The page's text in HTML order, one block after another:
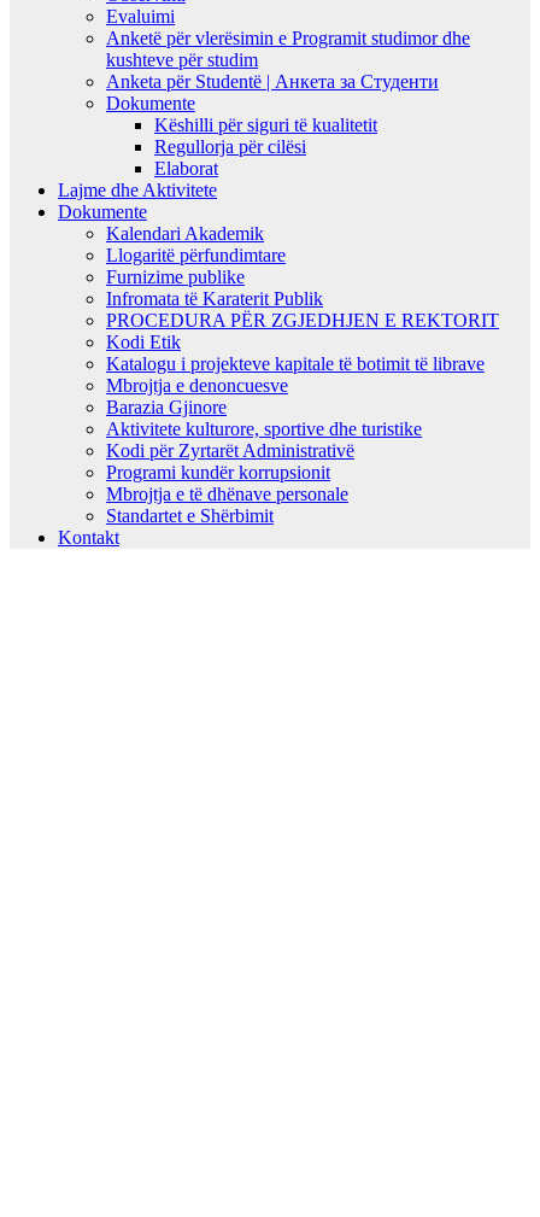
Evaluimi
Anketë për vlerësimin e Programit studimor dhe
kushteve për studim
Anketa për Studentë | Анкета за Студенти
Dokumente
Këshilli për siguri të kualitetit
Regullorja për cilësi
Elaborat
Lajme dhe Aktivitete
Dokumente
Kalendari Akademik
Llogaritë përfundimtare
Furnizime publike
Infromata të Karaterit Publik
PROCEDURA PËR ZGJEDHJEN E REKTORIT
Kodi Etik
Katalogu i projekteve kapitale të botimit të librave
Mbrojtja e denoncuesve
Barazia Gjinore
Aktivitete kulturore, sportive dhe turistike
Kodi për Zyrtarët Administrativë
Programi kundër korrupsionit
Mbrojtja e të dhënave personale
Standartet e Shërbimit
Kontakt